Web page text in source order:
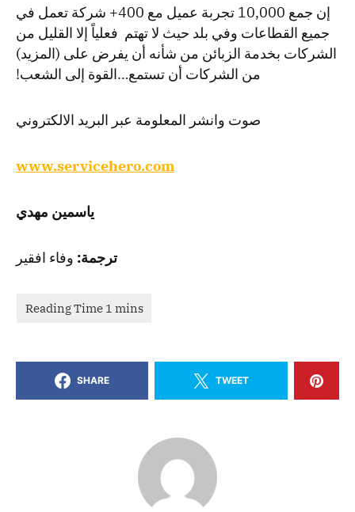
إن جمع 10,000 تجربة عميل مع 400+ شركة تعمل في
جميع القطاعات وفي بلد حيث لا تهتم فعلياً إلا القليل من
الشركات بخدمة الزبائن من شأنه أن يفرض على (المزيد)
من الشركات أن تستمع…القوة إلى الشعب!
صوت وانشر المعلومة عبر البريد الالكتروني
www.servicehero.com
ياسمين مهدي
ترجمة: وفاء افقير
SHARE TWEET